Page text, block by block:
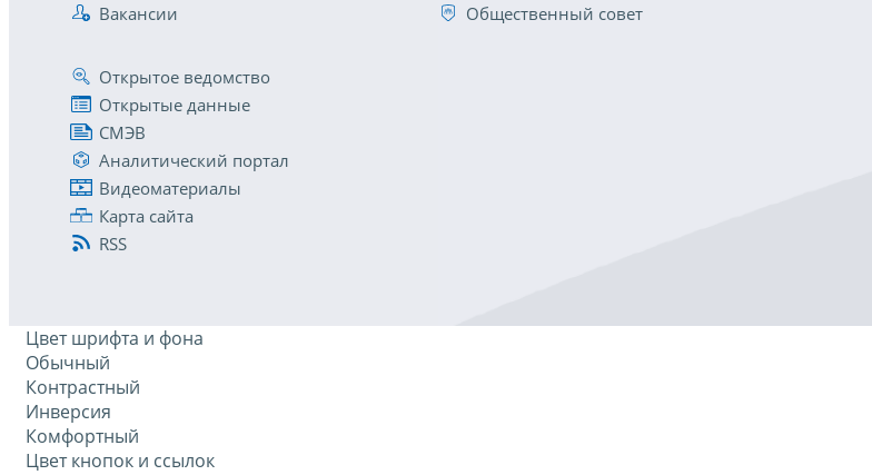
Вакансии
Общественный совет
Открытое ведомство
Открытые данные
СМЭВ
Аналитический портал
Видеоматериалы
Карта сайта
RSS
Цвет шрифта и фона
Обычный
Контрастный
Инверсия
Комфортный
Цвет кнопок и ссылок